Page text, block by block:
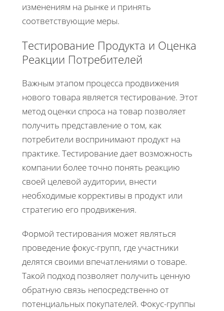
изменениям на рынке и принять
соответствующие меры.
Тестирование Продукта и Оценка
Реакции Потребителей
Важным этапом процесса продвижения
нового товара является тестирование. Этот
метод оценки спроса на товар позволяет
получить представление о том, как
потребители воспринимают продукт на
практике. Тестирование дает возможность
компании более точно понять реакцию
своей целевой аудитории, внести
необходимые коррективы в продукт или
стратегию его продвижения.
Формой тестирования может являться
проведение фокус-групп, где участники
делятся своими впечатлениями о товаре.
Такой подход позволяет получить ценную
обратную связь непосредственно от
потенциальных покупателей. Фокус-группы